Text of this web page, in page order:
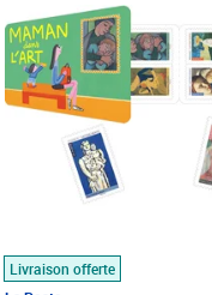
Livraison offerte